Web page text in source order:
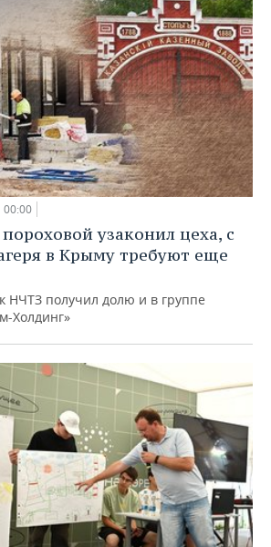
00:00
узаконил цеха, с
в Крыму требуют еще
НЧТЗ получил долю и в группе
Холдинг»